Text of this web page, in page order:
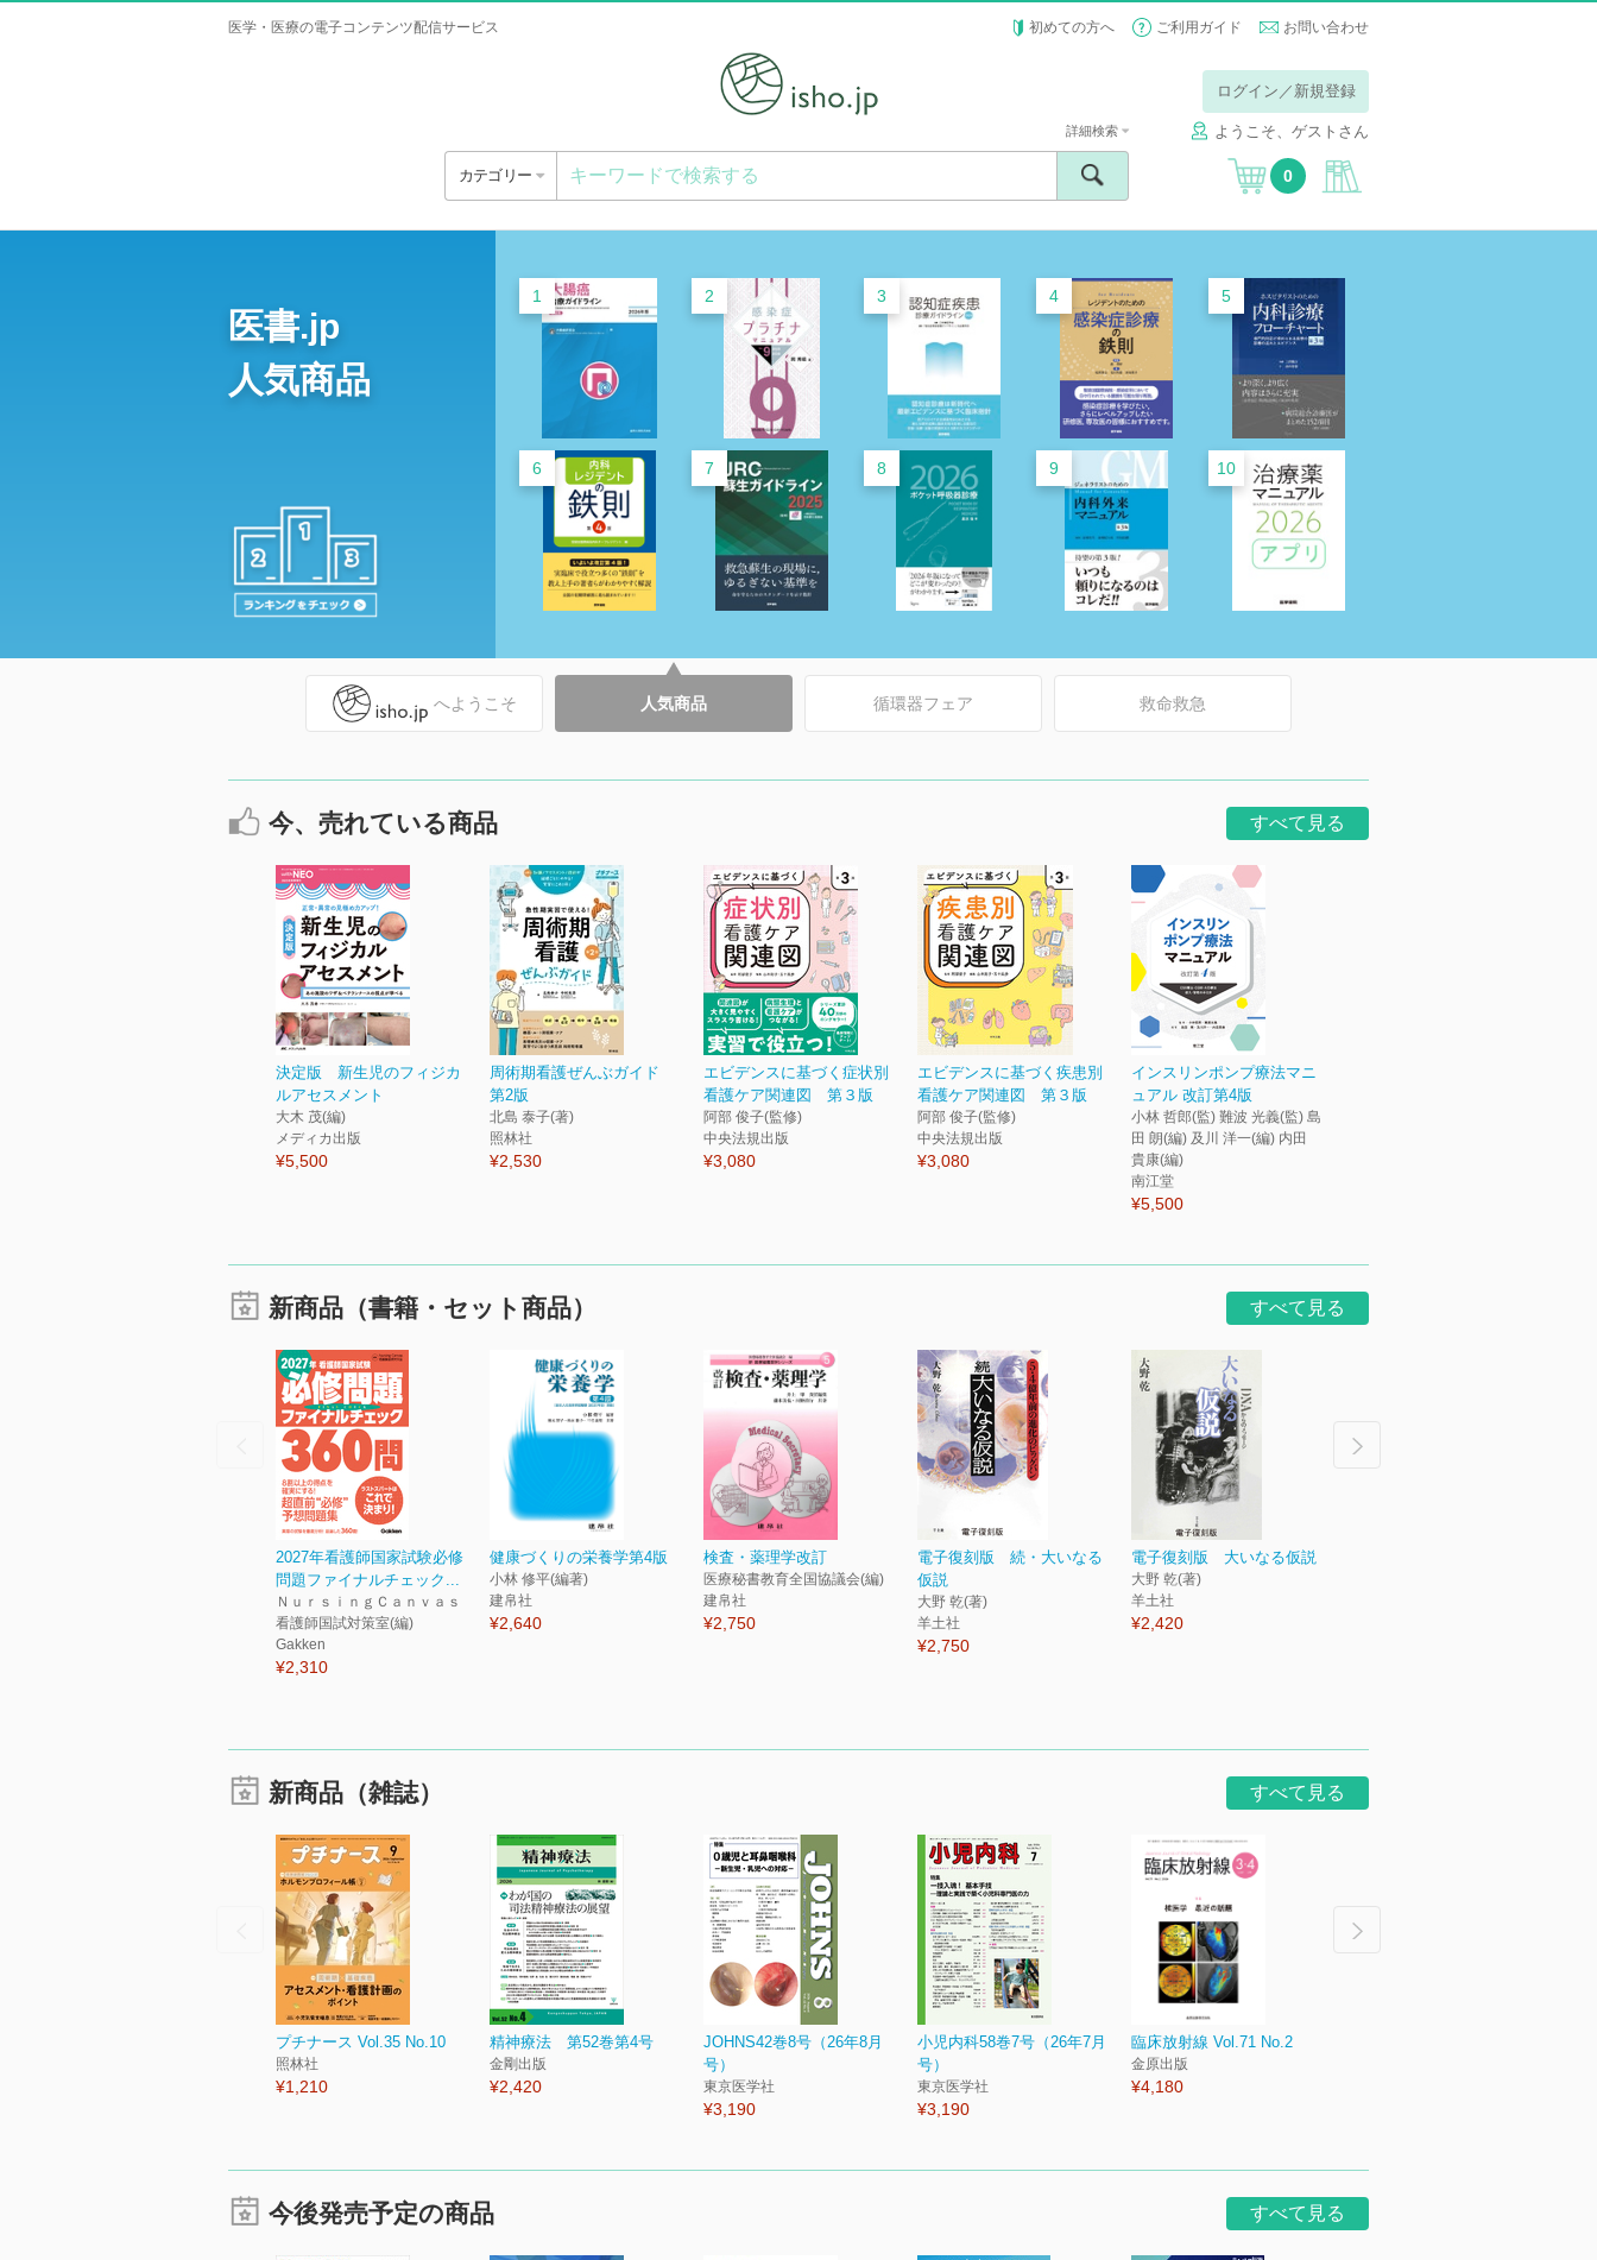
医学・医療の電子コンテンツ配信サービス 初めての方へ ご利用ガイド お問い合わせ
ログイン／新規登録
ようこそ、ゲストさん
カテゴリー
詳細検索
0
医書.jp
人気商品
1 2 3 4 5
6 7 8 9 10
へようこそ 人気商品 循環器フェア 救命救急
今、売れている商品 すべて見る
決定版 新生児のフィジカ
ルアセスメント
大木 茂(編)
メディカ出版
¥5,500
周術期看護ぜんぶガイド
第2版
北島 泰子(著)
照林社
¥2,530
エビデンスに基づく症状別
看護ケア関連図 第３版
阿部 俊子(監修)
中央法規出版
¥3,080
エビデンスに基づく疾患別
看護ケア関連図 第３版
阿部 俊子(監修)
中央法規出版
¥3,080
インスリンポンプ療法マニ
ュアル 改訂第4版
小林 哲郎(監) 難波 光義(監) 島
田 朗(編) 及川 洋一(編) 内田
貴康(編)
南江堂
¥5,500
新商品（書籍・セット商品） すべて見る
2027年看護師国家試験必修
問題ファイナルチェック...
ＮｕｒｓｉｎｇＣａｎｖａｓ
看護師国試対策室(編)
Gakken
¥2,310
健康づくりの栄養学第4版
小林 修平(編著)
建帛社
¥2,640
検査・薬理学改訂
医療秘書教育全国協議会(編)
建帛社
¥2,750
電子復刻版 続・大いなる
仮説
大野 乾(著)
羊土社
¥2,750
電子復刻版 大いなる仮説
大野 乾(著)
羊土社
¥2,420
新商品（雑誌） すべて見る
プチナース Vol.35 No.10
照林社
¥1,210
精神療法 第52巻第4号
金剛出版
¥2,420
JOHNS42巻8号（26年8月
号）
東京医学社
¥3,190
小児内科58巻7号（26年7月
号）
東京医学社
¥3,190
臨床放射線 Vol.71 No.2
金原出版
¥4,180
今後発売予定の商品 すべて見る